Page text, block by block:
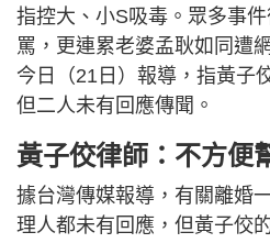
指控大、小S吸毒。眾多事
罵，更連累老婆孟耿如同遭
今日（21日）報導，指黃子
但二人未有回應傳聞。
黃子佼律師：不方便
據台灣傳媒報導，有關離婚
理人都未有回應，但黃子佼